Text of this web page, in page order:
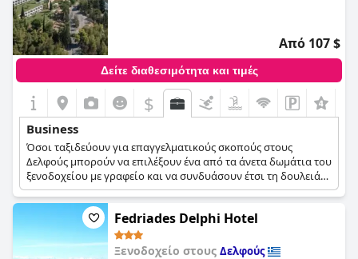
Από 107 $
Δείτε διαθεσιμότητα και τιμές
$
Business
Όσοι ταξιδεύουν για επαγγελματικούς σκοπούς στους
Δελφούς μπορούν να επιλέξουν ένα από τα άνετα δωμάτια του
ξενοδοχείου με γραφείο και να συνδυάσουν έτσι τη δουλειά
με την ξεκούραση. Το ξενοδοχείο διαθέτει επίσης δύο
αίθουσες συναντήσεων με πρόσβαση στο ίντερνετ και τον
απαραίτητο οπτικοακουστικό εξοπλισμό για επαγγελματικές
συναντήσεις και συνέδρια.
Fedriades Delphi Hotel
Ξενοδοχείο στους Δελφούς